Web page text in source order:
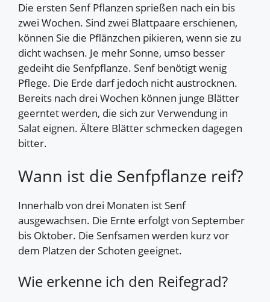
Die ersten Senf Pflanzen sprießen nach ein bis
zwei Wochen. Sind zwei Blattpaare erschienen,
können Sie die Pflänzchen pikieren, wenn sie zu
dicht wachsen. Je mehr Sonne, umso besser
gedeiht die Senfpflanze. Senf benötigt wenig
Pflege. Die Erde darf jedoch nicht austrocknen.
Bereits nach drei Wochen können junge Blätter
geerntet werden, die sich zur Verwendung in
Salat eignen. Ältere Blätter schmecken dagegen
bitter.
Wann ist die Senfpflanze reif?
Innerhalb von drei Monaten ist Senf
ausgewachsen. Die Ernte erfolgt von September
bis Oktober. Die Senfsamen werden kurz vor
dem Platzen der Schoten geeignet.
Wie erkenne ich den Reifegrad?